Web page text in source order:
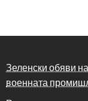
Зеленски обяви
военната